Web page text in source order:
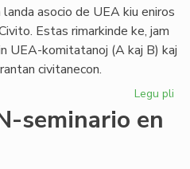
asocio de UEA kiu eniros
Estas rimarkinde ke, jam
UEA-komitatanoj (A kaj B) kaj
civitanecon.
Legu pli
seminario en